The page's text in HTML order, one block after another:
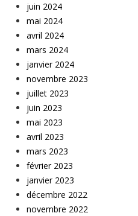
juin 2024
mai 2024
avril 2024
mars 2024
janvier 2024
novembre 2023
juillet 2023
juin 2023
mai 2023
avril 2023
mars 2023
février 2023
janvier 2023
décembre 2022
novembre 2022